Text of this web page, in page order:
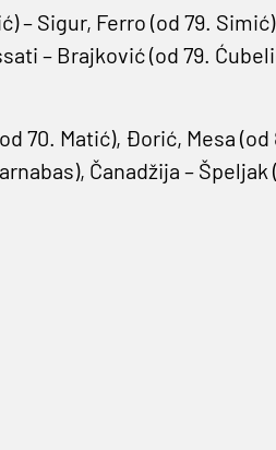
– Sigur, Ferro (od 79.
– Brajković (od 79.
70. Matić), Đorić, Mesa (od
Čanadžija –